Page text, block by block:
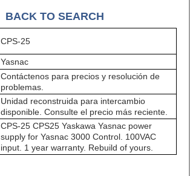
BACK TO SEARCH
CPS-25
Yasnac
Contáctenos para precios y resolución de
problemas.
Unidad reconstruida para intercambio
disponible. Consulte el precio más reciente.
CPS-25 CPS25 Yaskawa Yasnac power
supply for Yasnac 3000 Control. 100VAC
input. 1 year warranty. Rebuild of yours.